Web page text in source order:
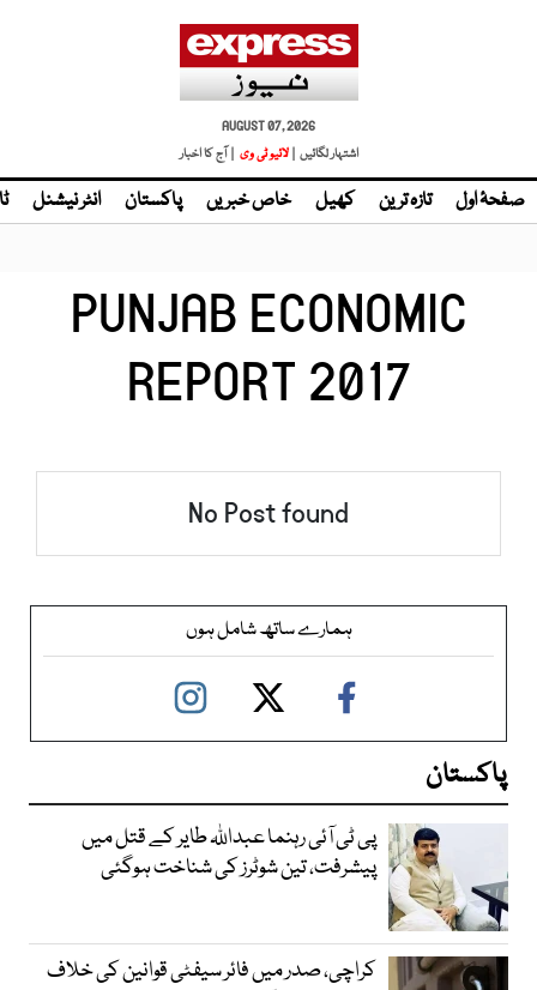
AUGUST 07, 2026
اشتہار لگائیں | لائیو ٹی وی | آج کا اخبار
صفحۂ اول تازہ ترین کھیل خاص خبریں پاکستان انٹر نیشنل
PUNJAB ECONOMIC
REPORT 2017
No Post found
ہمارے ساتھ شامل ہوں
پاکستان
پی ٹی آئی رہنما عبداللہ طایر کے قتل میں
پیشرفت، تین شوٹرز کی شناخت ہوگئی
کراچی، صدر میں فائر سیفٹی قوانین کی خلاف